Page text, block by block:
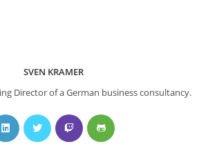
SVEN KRAMER
Director of a German business consultancy.